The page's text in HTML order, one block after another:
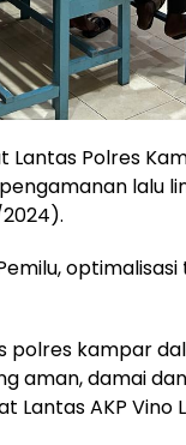
Lantas Polres
lalu
polres kampar
aman, damai
Lantas AKP Vino